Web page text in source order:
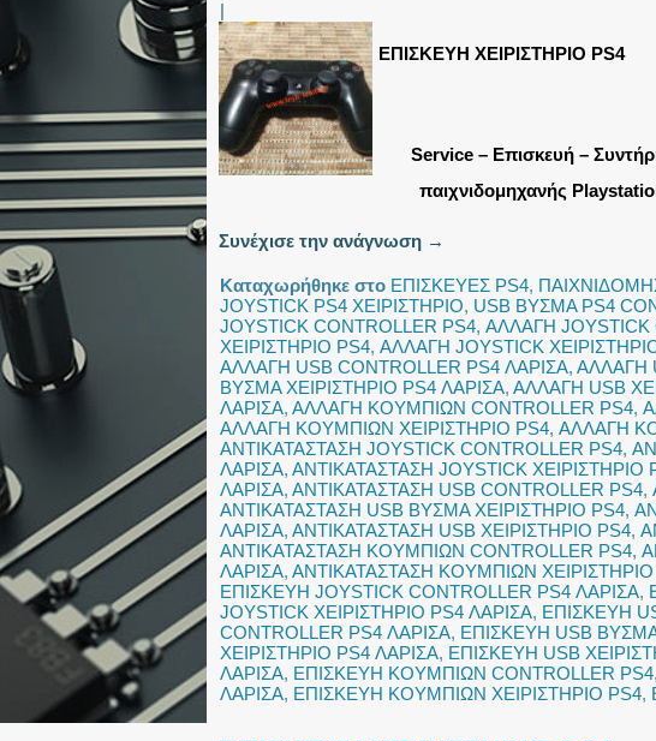
|
ΕΠΙΣΚΕΥΗ ΧΕΙΡΙΣΤΗΡΙΟ PS4
Service – Επισκευή –
παιχνιδομηχανής
Συνέχισε την ανάγνωση →
Καταχωρήθηκε στο ΕΠΙΣΚΕΥΕΣ PS4,
JOYSTICK PS4 ΧΕΙΡΙΣΤΗΡΙΟ, USB ΒΥΣΜΑ PS4
JOYSTICK CONTROLLER PS4, ΑΛΛΑΓΗ JOYSTICK
ΧΕΙΡΙΣΤΗΡΙΟ PS4, ΑΛΛΑΓΗ JOYSTICK
ΑΛΛΑΓΗ USB CONTROLLER PS4 ΛΑΡΙΣΑ, ΑΛΛΑΓΗ
ΒΥΣΜΑ ΧΕΙΡΙΣΤΗΡΙΟ PS4 ΛΑΡΙΣΑ, ΑΛΛΑΓΗ USB
ΛΑΡΙΣΑ, ΑΛΛΑΓΗ ΚΟΥΜΠΙΩΝ CONTROLLER PS4,
ΑΛΛΑΓΗ ΚΟΥΜΠΙΩΝ ΧΕΙΡΙΣΤΗΡΙΟ PS4, ΑΛΛΑΓΗ
ΑΝΤΙΚΑΤΑΣΤΑΣΗ JOYSTICK CONTROLLER PS4,
ΛΑΡΙΣΑ, ΑΝΤΙΚΑΤΑΣΤΑΣΗ JOYSTICK ΧΕΙΡΙΣΤΗΡΙΟ
ΛΑΡΙΣΑ, ΑΝΤΙΚΑΤΑΣΤΑΣΗ USB CONTROLLER PS4,
ΑΝΤΙΚΑΤΑΣΤΑΣΗ USB ΒΥΣΜΑ ΧΕΙΡΙΣΤΗΡΙΟ PS4,
ΛΑΡΙΣΑ, ΑΝΤΙΚΑΤΑΣΤΑΣΗ USB ΧΕΙΡΙΣΤΗΡΙΟ PS4,
ΑΝΤΙΚΑΤΑΣΤΑΣΗ ΚΟΥΜΠΙΩΝ CONTROLLER PS4,
ΛΑΡΙΣΑ, ΑΝΤΙΚΑΤΑΣΤΑΣΗ ΚΟΥΜΠΙΩΝ ΧΕΙΡΙΣΤΗΡΙΟ
ΕΠΙΣΚΕΥΗ JOYSTICK CONTROLLER PS4 ΛΑΡΙΣΑ,
JOYSTICK ΧΕΙΡΙΣΤΗΡΙΟ PS4 ΛΑΡΙΣΑ, ΕΠΙΣΚΕΥΗ
CONTROLLER PS4 ΛΑΡΙΣΑ, ΕΠΙΣΚΕΥΗ USB
ΧΕΙΡΙΣΤΗΡΙΟ PS4 ΛΑΡΙΣΑ, ΕΠΙΣΚΕΥΗ USB
ΛΑΡΙΣΑ, ΕΠΙΣΚΕΥΗ ΚΟΥΜΠΙΩΝ CONTROLLER PS4,
ΛΑΡΙΣΑ, ΕΠΙΣΚΕΥΗ ΚΟΥΜΠΙΩΝ ΧΕΙΡΙΣΤΗΡΙΟ PS4,